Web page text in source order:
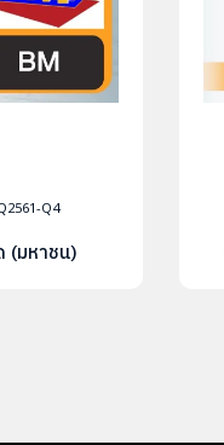
Q4
(มหาชน)